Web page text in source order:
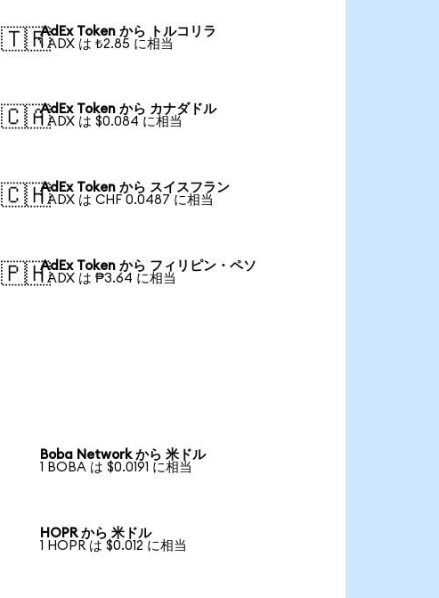
🇹🇷AdEx Token から トルコリラ
1 ADX は ₺2.85 に相当
🇨🇦AdEx Token から カナダドル
1 ADX は $0.084 に相当
🇨🇭AdEx Token から スイスフラン
1 ADX は CHF 0.0487 に相当
🇵🇭AdEx Token から フィリピン・ペソ
1 ADX は ₱3.64 に相当
Boba Network から 米ドル
1 BOBA は $0.0191 に相当
HOPR から 米ドル
1 HOPR は $0.012 に相当